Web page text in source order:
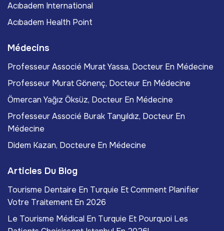
Acıbadem International
Acıbadem Health Point
Médecins
Professeur Associé Murat Yassa, Docteur En Médecine
Professeur Murat Gönenç, Docteur En Médecine
Ömercan Yağız Öksüz, Docteur En Médecine
Professeur Associé Burak Tanyıldız, Docteur En
Médecine
Didem Kazan, Docteure En Médecine
Articles Du Blog
Tourisme Dentaire En Turquie Et Comment Planifier
Votre Traitement En 2026
Le Tourisme Médical En Turquie Et Pourquoi Les